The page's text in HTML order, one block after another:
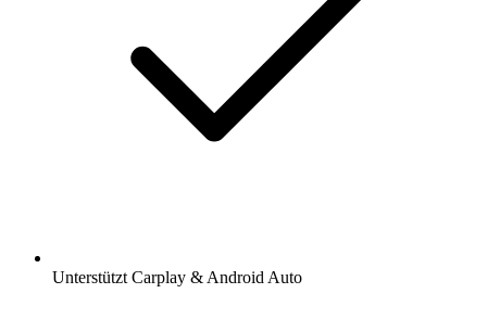
Unterstützt Carplay & Android Auto